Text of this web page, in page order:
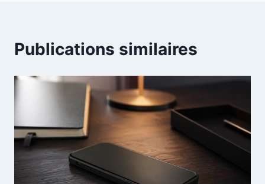
Publications similaires